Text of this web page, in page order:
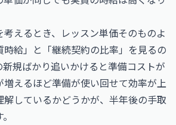
えるとき、レッスン単価そのものよ
時給」と「継続契約の比率」を見るの
規ばかり追いかけると準備コストが
えるほど準備が使い回せて効率が上
しているかどうかが、半年後の手取